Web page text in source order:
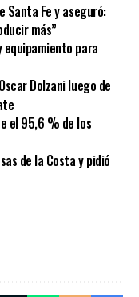
Fe y aseguró:
más”
equipamiento para
Dolzani luego de
el 95,6 % de los
de la Costa y pidió